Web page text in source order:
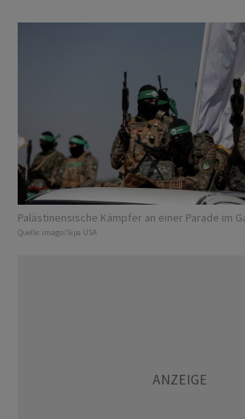
Palästinensische Kämpfer an einer Parade im
Quelle: imago/Sipa USA